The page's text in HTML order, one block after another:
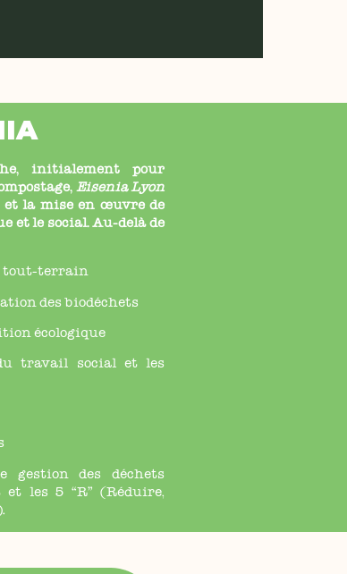
initialement pour
Eisenia Lyon
la mise en œuvre de
et le social. Au-delà de
tout-terrain
des biodéchets
écologique
travail social et les
des déchets
les 5 “R” (Réduire,